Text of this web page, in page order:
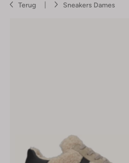
Terug Sneakers Dames